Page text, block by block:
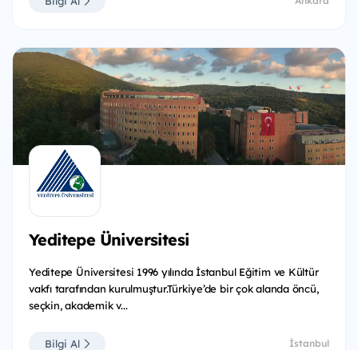
Yeditepe Üniversitesi
Yeditepe Üniversitesi 1996 yılında İstanbul Eğitim ve Kültür
vakfı tarafından kurulmuştur.Türkiye’de bir çok alanda öncü,
seçkin, akademik v...
Bilgi Al İstanbul